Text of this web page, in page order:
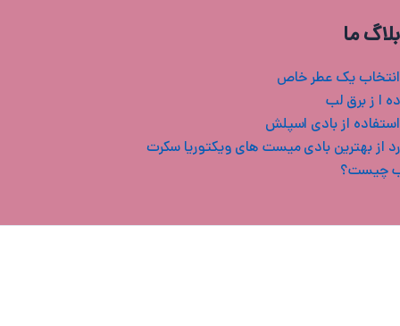
ما
یک عطر خاص
ا ز برق لب
از بادی اسپلش
چیست؟